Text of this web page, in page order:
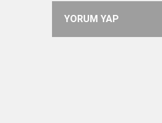
YORUM YAP